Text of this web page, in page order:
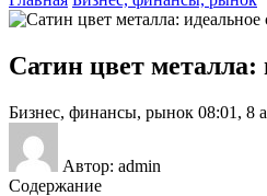
Сатин цвет металла:
Бизнес, финансы, рынок 08:01, 8
Автор: admin
Содержание